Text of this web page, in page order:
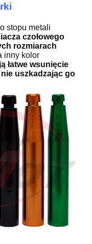
stopu metali
czołowego
rozmiarach
inny kolor
łatwe wsunięcie
uszkadzając go